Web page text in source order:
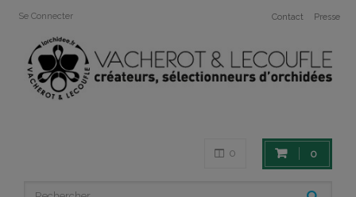
Contact Presse
Se Connecter
0
0